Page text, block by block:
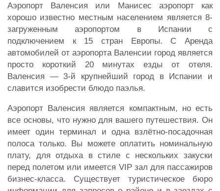
Аэропорт Валенсия или Манисес аэропорт как
хорошо известно местным населением является 8-
загруженным аэропортом в Испании с
подключением к 15 стран Европы. С Аренда
автомобилей от аэропорта Валенсии город является
просто короткий 20 минутах езды от отеля.
Валенсия — 3-й крупнейший город в Испании и
славится изобрести блюдо паэлья.
Аэропорт Валенсия является компактным, но есть
все основы, что нужно для вашего путешествия. Он
имеет один терминал и одна взлётно-посадочная
полоса только. Вы можете оплатить номинальную
плату, для отдыха в стиле с нескольких закуски
перед полетом или имеется VIP зал для пассажиров
бизнес-класса. Существует туристическое бюро